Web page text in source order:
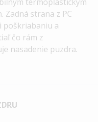
Zadná strana z PC
poškriabaniu a
čo rám z
nasadenie puzdra.